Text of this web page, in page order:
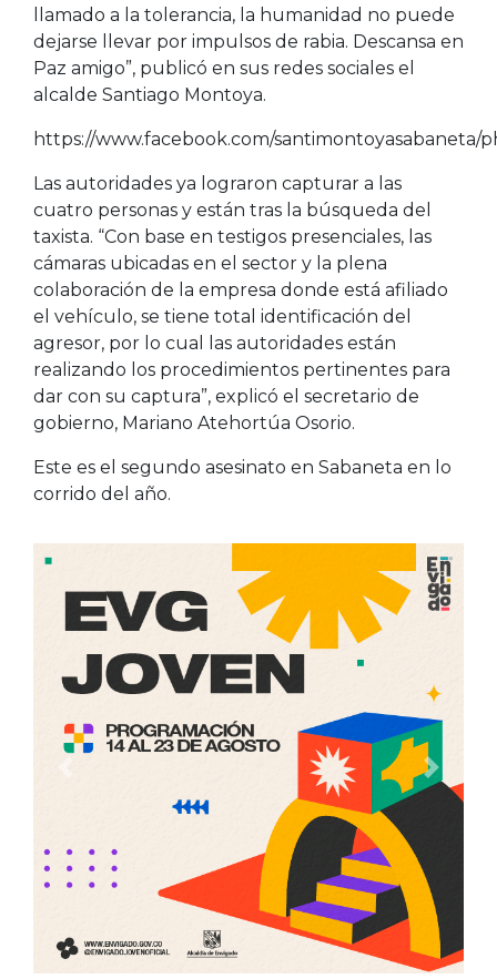
llamado a la tolerancia, la humanidad no puede
dejarse llevar por impulsos de rabia. Descansa en
Paz amigo”, publicó en sus redes sociales el
alcalde Santiago Montoya.
https://www.facebook.com/santimontoyasabaneta/
Las autoridades ya lograron capturar a las
cuatro personas y están tras la búsqueda del
taxista. “Con base en testigos presenciales, las
cámaras ubicadas en el sector y la plena
colaboración de la empresa donde está afiliado
el vehículo, se tiene total identificación del
agresor, por lo cual las autoridades están
realizando los procedimientos pertinentes para
dar con su captura”, explicó el secretario de
gobierno, Mariano Atehortúa Osorio.
Este es el segundo asesinato en Sabaneta en lo
corrido del año.